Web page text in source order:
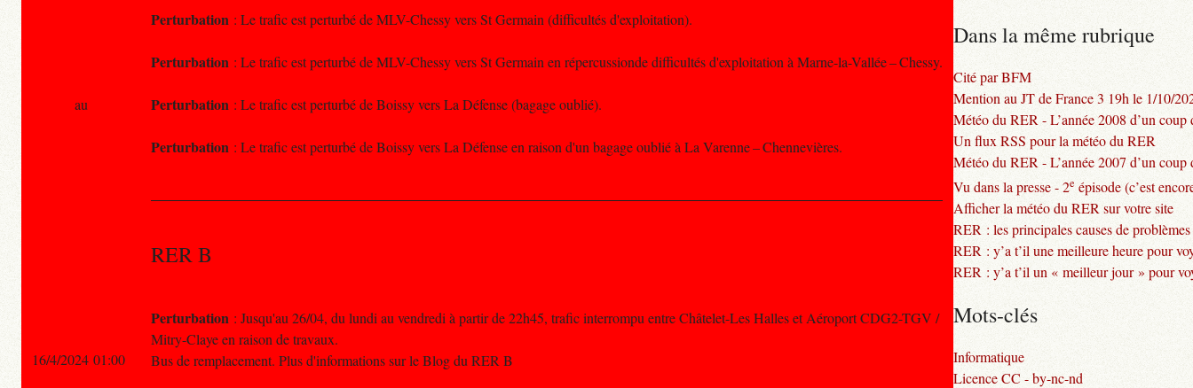
Perturbation : Le trafic est perturbé de MLV-Chessy vers St Germain (difficultés d'exploitation).
Perturbation : Le trafic est perturbé de MLV-Chessy vers St Germain en répercussionde difficultés d'exploitation à Marne-la-Vallée – Chessy.
Perturbation : Le trafic est perturbé de Boissy vers La Défense (bagage oublié).
Perturbation : Le trafic est perturbé de Boissy vers La Défense en raison d'un bagage oublié à La Varenne – Chennevières.
RER B
Perturbation : Jusqu'au 26/04, du lundi au vendredi à partir de 22h45, trafic interrompu entre Châtelet-Les Halles et Aéroport CDG2-TGV /
Mitry-Claye en raison de travaux.
Bus de remplacement. Plus d'informations sur le Blog du RER B
au
16/4/2024 01:00
Dans la même rubrique
Cité par BFM
Mention au JT de France 3 19h le 1/10/
Météo du RER - L’année 2008 d’un coup
Un flux RSS pour la météo du RER
Météo du RER - L’année 2007 d’un coup
Vu dans la presse - 2e épisode (c’est
Afficher la météo du RER sur votre site
RER : les principales causes de problèmes
RER : y’a t’il une meilleure heure pour
RER : y’a t’il un « meilleur jour » pour
Mots-clés
Informatique
Licence CC - by-nc-nd